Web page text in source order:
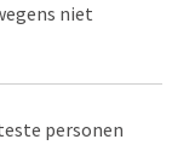
niet
personen